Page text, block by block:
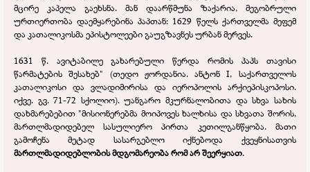
მცირე კაპელა გაეხსნა. მან დაარწმუნა ზაქარია, მეგობრული
ურთიერთობა დაემყარებინა პაპთან: 1629 წელს ქართველმა მეფემ
და კათალიკოსმა ეპისტოლეები გაუგზავნეს ურბან მერვეს.
1631 წ. ავიტაბილე გახარებული წერდა რომის პაპს თავისი
წარმატების შესახებ" (თედო ჟორდანია. ანტონ I, საქართველოს
კათალიკოსი და ვლადიმირისა და იეროპოლის არქიეპისკოპოსი.
იქვე. გვ. 71-72 სქოლიო). უანგარო მკურნალობითა და სხვა სახის
დახმარებებით "მისიონერებმა მოიპოვეს ხალხისა და სხვათა შორის,
მართლმადიდებელ სასულიერო პირთა კეთილგანწყობა. მათი
გამოჩენა მეტად სასარგებლო იქნებოდა ქვეყნისათვის
მართლმადიდებლობის მდგომარეობა რომ არ შეერყიათ.